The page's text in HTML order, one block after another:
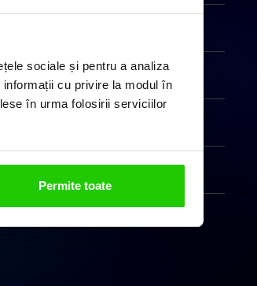
sociale și pentru a analiza
cu privire la modul în
în urma folosirii serviciilor
Permite toate
Livrare în 24 - 48h
Handmade India